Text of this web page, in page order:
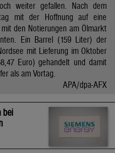
weiter gefallen. Nach dem
mit der Hoffnung auf eine
den Notierungen am Ölmarkt
Ein Barrel (159 Liter) der
mit Lieferung im Oktober
Euro) gehandelt und damit
als am Vortag.
APA/dpa-AFX
bei